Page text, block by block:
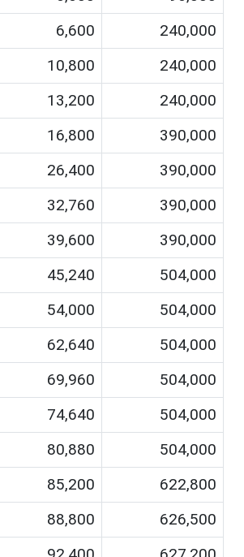
6,600
240,000
10,800
240,000
13,200
240,000
16,800
390,000
26,400
390,000
32,760
390,000
39,600
390,000
45,240
504,000
54,000
504,000
62,640
504,000
69,960
504,000
74,640
504,000
80,880
504,000
85,200
622,800
88,800
626,500